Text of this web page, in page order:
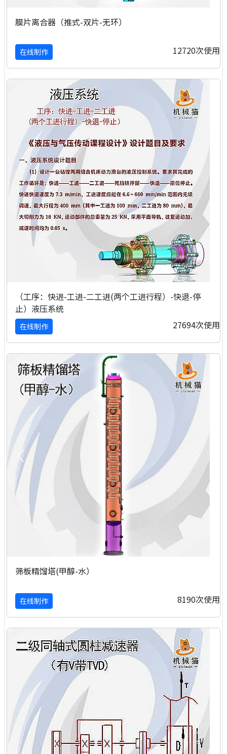
膜片离合器（推式-双片-无环）
在线制作 12720次使用
（工序：快进-工进-二工进(两个工进行程）-快退-停
止）液压系统
在线制作 27694次使用
筛板精馏塔(甲醇-水）
在线制作 8190次使用